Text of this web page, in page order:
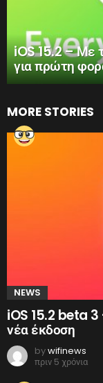
iOS 15.2 – Με
για πρώτη
MORE STORIES
NEWS
iOS 15.2 beta 3
νέα έκδοση
bywifinews
πριν 5 χρόνια